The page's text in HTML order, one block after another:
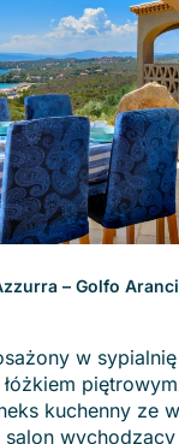
– Golfo Aranci
w sypialnię
kuchenny ze